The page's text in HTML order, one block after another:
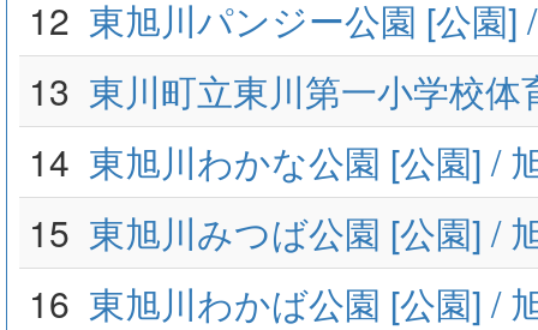
12 東旭川パンジー公園 [公園]
13 東川町立東川第一小学校体
14 東旭川わかな公園 [公園] /
15 東旭川みつば公園 [公園] /
16 東旭川わかば公園 [公園] /